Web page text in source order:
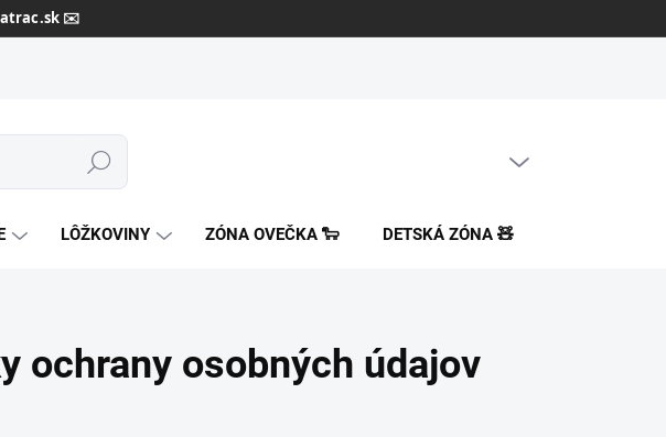
roku 2013 🇸🇰
Hľadať
LÔŽKOVINY ZÓNA OVEČKA 🐑 DETSKÁ ZÓNA 🧸
ochrany osobných údajov